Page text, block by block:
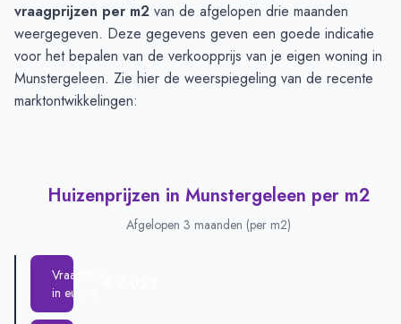
Verkoopprijs in euro's
€ 388.726
vraagprijzen per m2 van de afgelopen drie maanden
weergegeven. Deze gegevens geven een goede indicatie
voor het bepalen van de verkoopprijs van je eigen woning in
Munstergeleen. Zie hier de weerspiegeling van de recente
marktontwikkelingen:
Huizenprijzen in Munstergeleen per m2
Afgelopen 3 maanden (per m2)
Vraagprijs
in euro's